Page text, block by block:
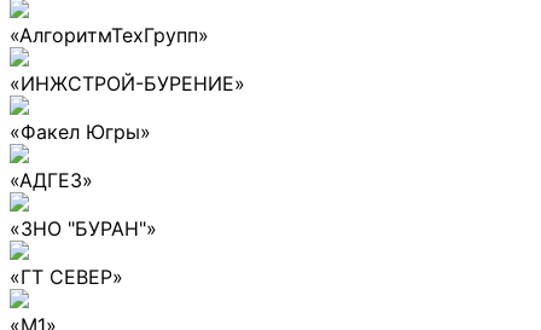
«АлгоритмТехГрупп»
«ИНЖСТРОЙ-БУРЕНИЕ»
«Факел Югры»
«АДГЕЗ»
«ЗНО "БУРАН"»
«ГТ СЕВЕР»
«М1»